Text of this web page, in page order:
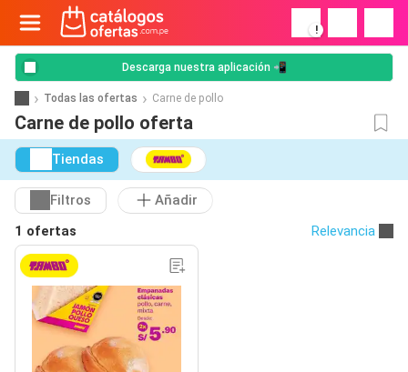
!
Descarga nuestra aplicación 📲
Todas las ofertas Carne de pollo
Carne de pollo oferta
Tiendas
Filtros
Añadir
1 ofertas
Relevancia